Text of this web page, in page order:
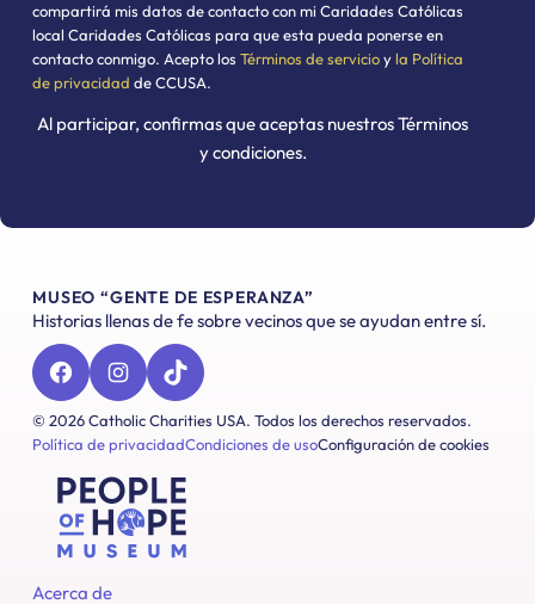
compartirá mis datos de contacto con mi Caridades Católicas
local Caridades Católicas para que esta pueda ponerse en
contacto conmigo. Acepto losTérminos de servicioyla Política
de privacidad de CCUSA.
Al participar, confirmas que aceptas nuestros Términos
y condiciones.
MUSEO “GENTE DE ESPERANZA”
Historias llenas de fe sobre vecinos que se ayudan entre sí.
Facebook
Instagram
TikTok
© 2026 Catholic Charities USA. Todos los derechos reservados.
Política de privacidadCondiciones de usoConfiguración de cookies
Acerca de